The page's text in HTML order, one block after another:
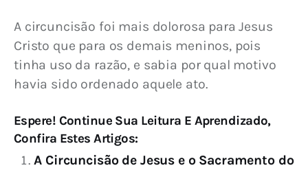
A circuncisão foi mais dolorosa para Jesus
Cristo que para os demais meninos, pois
tinha uso da razão, e sabia por qual motivo
havia sido ordenado aquele ato.
Espere! Continue Sua Leitura E Aprendizado,
Confira Estes Artigos:
A Circuncisão de Jesus e o Sacramento do